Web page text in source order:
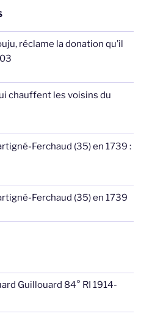
réclame la donation qu’il
chauffent les voisins du
Ferchaud (35) en 1739 :
Ferchaud (35) en 1739
Guillouard 84° RI 1914-